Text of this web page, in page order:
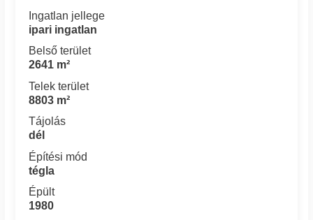
Ingatlan jellege
ipari ingatlan
Belső terület
2641 m²
Telek terület
8803 m²
Tájolás
dél
Építési mód
tégla
Épült
1980